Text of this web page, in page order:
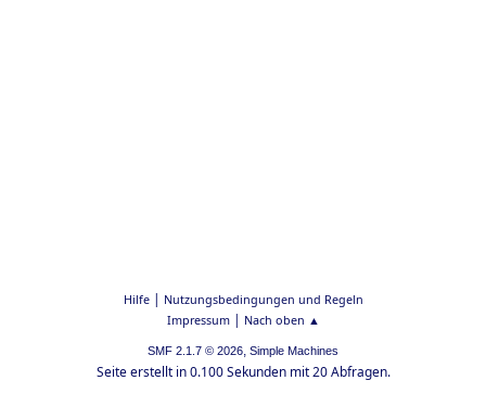
Hilfe| Nutzungsbedingungen und Regeln
Impressum| Nach oben ▲
SMF 2.1.7 © 2026, Simple Machines
Seite erstellt in 0.100 Sekunden mit 20 Abfragen.